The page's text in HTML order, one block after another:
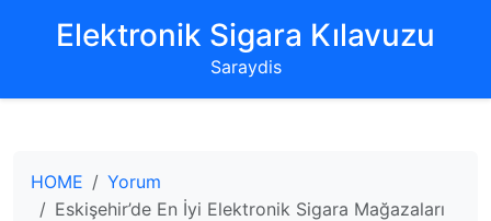
‌Elektronik Sigara Kılavuzu‌
Saraydis
HOME
Yorum
Eskişehir’de En İyi Elektronik Sigara Mağazaları